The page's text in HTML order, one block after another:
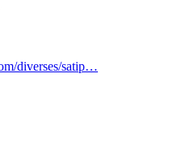
diverses/satip…